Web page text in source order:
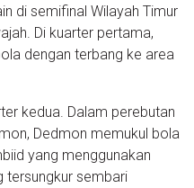
di semifinal Wilayah Timur
Di kuarter pertama,
dengan terbang ke area
kedua. Dalam perebutan
Dedmon memukul bola
yang menggunakan
tersungkur sembari